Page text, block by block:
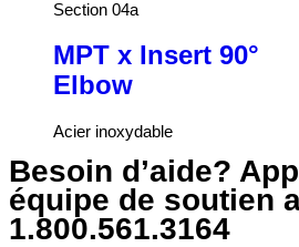
Section 04a
MPT x Insert 90°
Elbow
Acier inoxydable
Besoin d’aide?
équipe de soutien
1.800.561.3164